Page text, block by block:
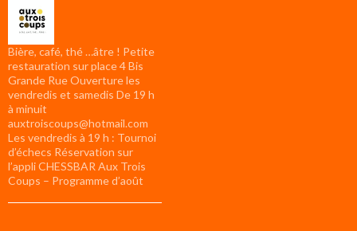
Bière, café, thé …âtre ! Petite
restauration sur place 4 Bis
Grande Rue Ouverture les
vendredis et samedis De 19 h
à minuit
auxtroiscoups@hotmail.com
Les vendredis à 19 h : Tournoi
d’échecs Réservation sur
l’appli CHESSBAR Aux Trois
Coups – Programme d’août